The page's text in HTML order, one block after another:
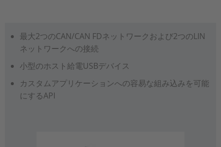
最大2つのCAN/CAN FDネットワークおよび2つのLIN
ネットワークへの接続
小型のホスト給電USBデバイス
カスタムアプリケーションへの容易な組み込みを可能
にするAPI